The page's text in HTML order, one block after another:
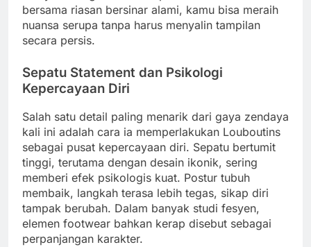
bersama riasan bersinar alami, kamu bisa meraih
nuansa serupa tanpa harus menyalin tampilan
secara persis.
Sepatu Statement dan Psikologi
Kepercayaan Diri
Salah satu detail paling menarik dari gaya zendaya
kali ini adalah cara ia memperlakukan Louboutins
sebagai pusat kepercayaan diri. Sepatu bertumit
tinggi, terutama dengan desain ikonik, sering
memberi efek psikologis kuat. Postur tubuh
membaik, langkah terasa lebih tegas, sikap diri
tampak berubah. Dalam banyak studi fesyen,
elemen footwear bahkan kerap disebut sebagai
perpanjangan karakter.